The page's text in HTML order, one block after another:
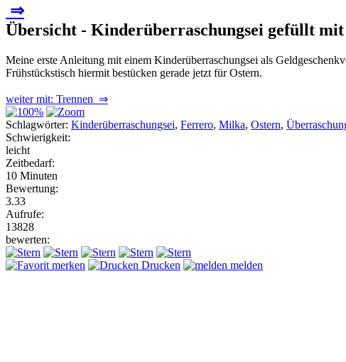
⇒
Übersicht - Kinderüberraschungsei gefüllt
Meine erste Anleitung mit einem Kinderüberraschungsei als
Frühstückstisch hiermit bestücken gerade jetzt für Ostern.
weiter mit: Trennen ⇒
Schlagwörter: Kinderüberraschungsei, Ferrero, Milka, Ostern,
Schwierigkeit:
leicht
Zeitbedarf:
10 Minuten
Bewertung:
3.33
Aufrufe:
13828
bewerten:
merken Drucken melden